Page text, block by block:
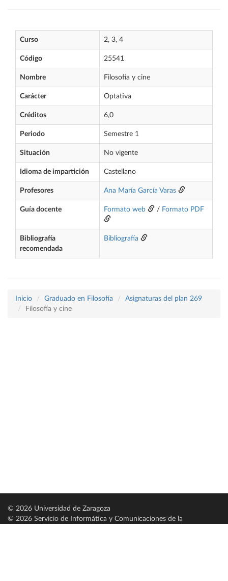
Curso 2, 3, 4
Código 25541
Nombre Filosofía y cine
Carácter Optativa
Créditos 6,0
Periodo Semestre 1
Situación No vigente
Idioma de impartición Castellano
Profesores Ana María García Varas
Guía docente Formato web / Formato PDF
Bibliografía
recomendada
Bibliografía
Inicio Graduado en Filosofía
Asignaturas del plan 269
Filosofía y cine
© 2026 Universidad de Zaragoza
© 2026 Servicio de Informática y Comunicaciones de la